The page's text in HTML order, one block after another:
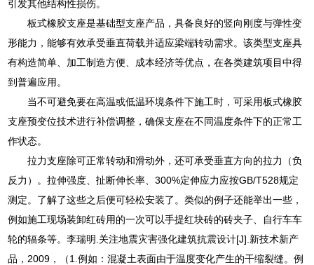
引发其他结构性损伤。
板式橡胶支座是基础型支座产品，具备良好的竖向刚度与弹性变
形能力，能够有效承受垂直荷载并适应梁端转动需求。该类型支座具
有构造简单、加工制造方便、成本经济等优点，在各类建筑项目中得
到普遍应用。
当不可避免要在高温或低温环境条件下施工时，可采用板式橡胶
支座预变位技术进行补偿调整，确保支座在不同温度条件下的正常工
作状态。
拉力支座除可正常转动和滑动外，还可承受垂直方向的拉力（负
反力）。拉伸强度、扯断伸长率、300%定伸应力应按GB/T528规定
测定。了解了这些之后便可轻松安装了。类似的例子还能举出一些，
例如施工现场装卸红砖用的一次可以手提红块砖的砖夹子、自行车车
轮的辐条等。李瑞明.关注地震灾害强化建筑抗震设计[J].新技术新产
品，2009，（1.例如：混凝土表面由于温度变化产生的干缩裂缝。例